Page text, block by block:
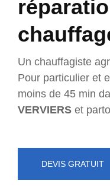
Un chauffagiste
Pour particulier et
moins de 45 min
VERVIERS et
DEVIS GRATUIT